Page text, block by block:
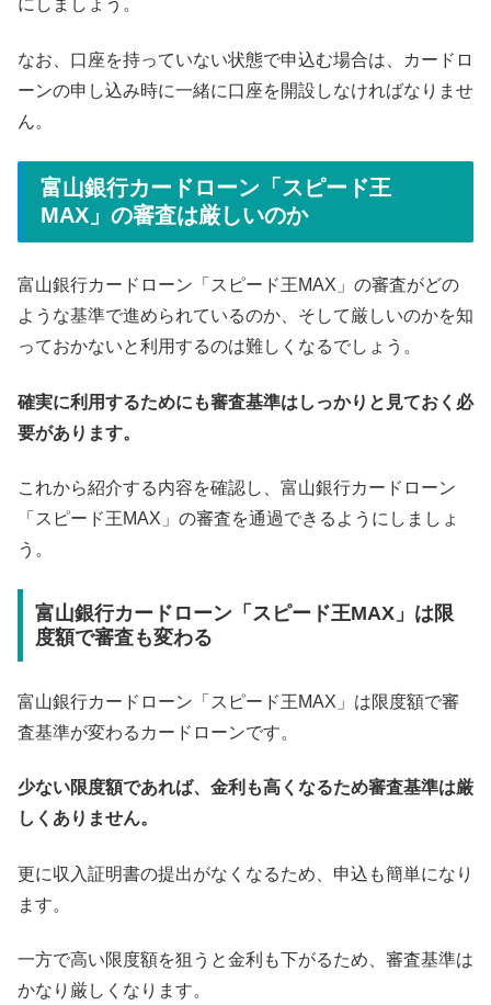
にしましょう。
なお、口座を持っていない状態で申込む場合は、カードロ
ーンの申し込み時に一緒に口座を開設しなければなりませ
ん。
富山銀行カードローン「スピード王
MAX」の審査は厳しいのか
富山銀行カードローン「スピード王MAX」の審査がどの
ような基準で進められているのか、そして厳しいのかを知
っておかないと利用するのは難しくなるでしょう。
確実に利用するためにも審査基準はしっかりと見ておく必
要があります。
これから紹介する内容を確認し、富山銀行カードローン
「スピード王MAX」の審査を通過できるようにしましょ
う。
富山銀行カードローン「スピード王MAX」は限
度額で審査も変わる
富山銀行カードローン「スピード王MAX」は限度額で審
査基準が変わるカードローンです。
少ない限度額であれば、金利も高くなるため審査基準は厳
しくありません。
更に収入証明書の提出がなくなるため、申込も簡単になり
ます。
一方で高い限度額を狙うと金利も下がるため、審査基準は
かなり厳しくなります。